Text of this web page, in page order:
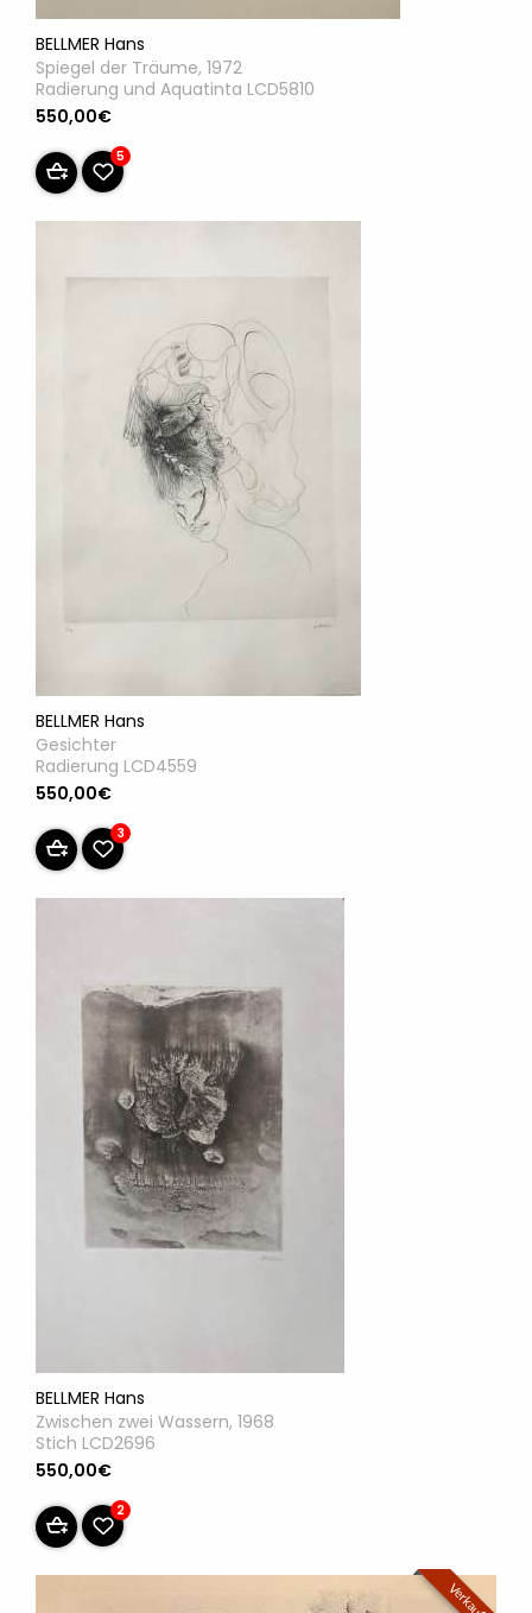
BELLMER Hans
Spiegel der Träume, 1972
Radierung und Aquatinta LCD5810
550,00€
5
BELLMER Hans
Gesichter
Radierung LCD4559
550,00€
3
BELLMER Hans
Zwischen zwei Wassern, 1968
Stich LCD2696
550,00€
2
Verkauft